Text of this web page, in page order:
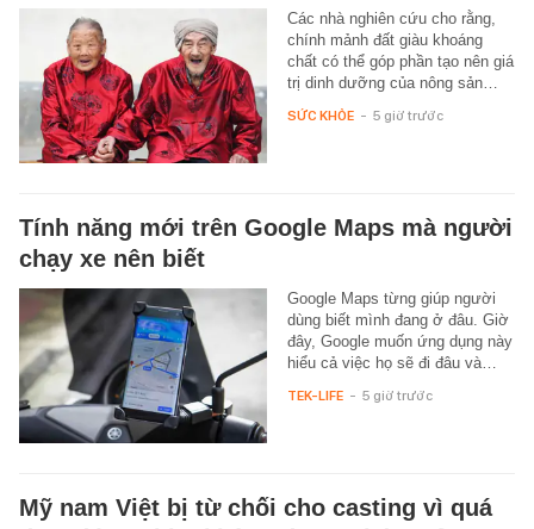
Các nhà nghiên cứu cho rằng,
chính mảnh đất giàu khoáng
chất có thể góp phần tạo nên giá
trị dinh dưỡng của nông sản…
SỨC KHỎE - 5 giờ trước
Tính năng mới trên Google Maps mà người
chạy xe nên biết
Google Maps từng giúp người
dùng biết mình đang ở đâu. Giờ
đây, Google muốn ứng dụng này
hiểu cả việc họ sẽ đi đâu và…
TEK-LIFE - 5 giờ trước
Mỹ nam Việt bị từ chối cho casting vì quá